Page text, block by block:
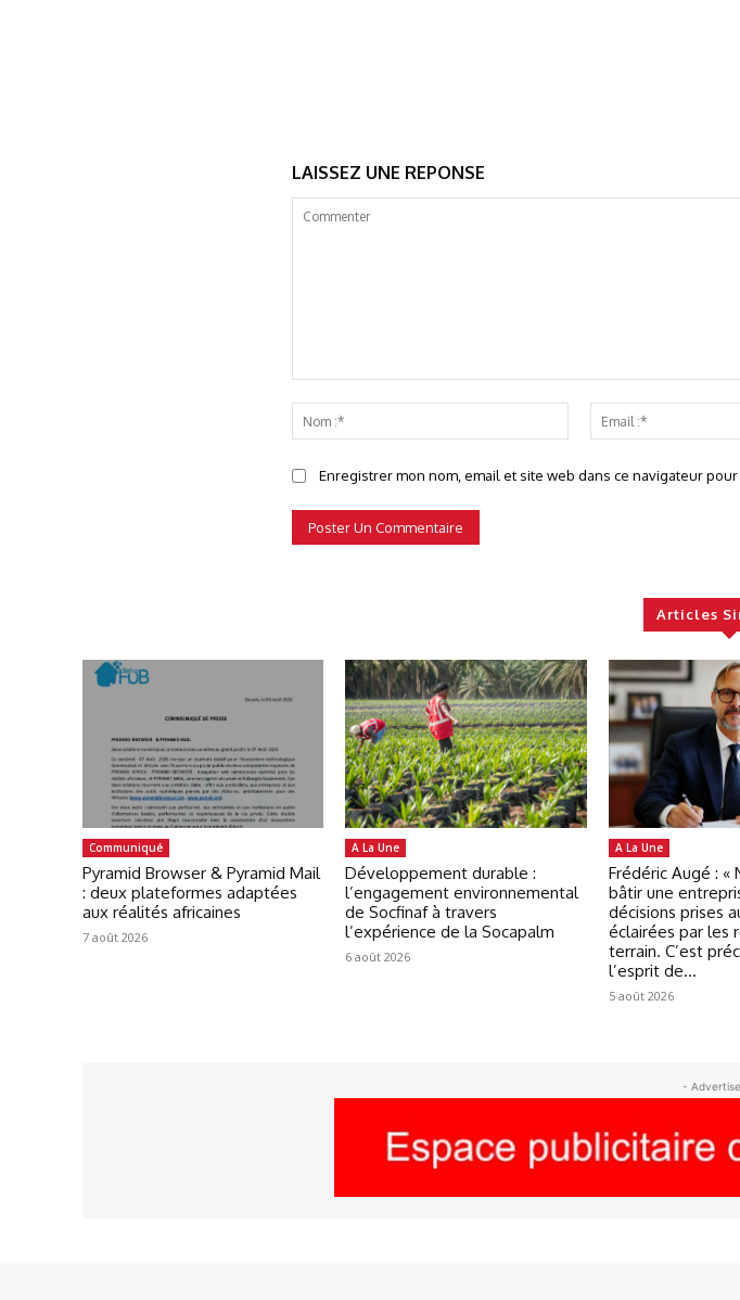
LAISSEZ UNE REPONSE
:*
Enregistrer mon nom, email et site web dans ce navigateur
Articles
Communiqué
Pyramid Browser & Pyramid Mail
: deux plateformes adaptées
aux réalités africaines
7 août 2026
A La Une
Développement durable :
l’engagement environnemental
de Socfinaf à travers
l’expérience de la Socapalm
6 août 2026
A La Une
Frédéric Augé : «
bâtir une
décisions prises
éclairées par les
terrain. C’est
l’esprit de...
5 août 2026
-